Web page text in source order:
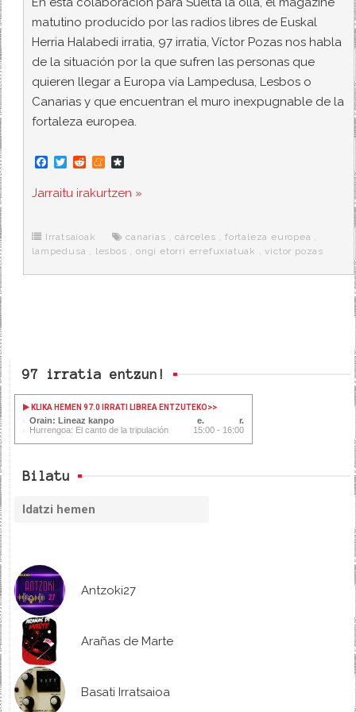
matutino producido por las radios libres de Euskal
Herria Halabedi irratia, 97 irratia, Víctor Pozas nos habla
de la situación por la que sufren las personas que
quieren llegar a Europa vía Lampedusa, Lesbos o
Canarias y que encuentran el muro inexpugnable de la
fortaleza europea.
F
c
e
o
k
T
i
t
r
R
d
d
M
n
e
e
a
s
r
a
Jarraitu irakurtzen »
Irratsaioak canarias ,cárceles fortaleza europea
lampedusa
lesbos ,ongi etorri errefuxiatuak ,victor pozas
97 irratia entzun!
KLIKA HEMEN 97.0 IRRATI LIBREA ENTZUTEKO>>
Orain: Lineaz kanpo
Hurrengoa: El canto de la tripulación
15:00 - 16:00
Bilatu
Antzoki27
Arañas de Marte
Basati Irratsaioa